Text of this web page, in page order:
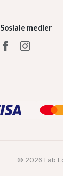
Sosiale medier
© 2026 Fab